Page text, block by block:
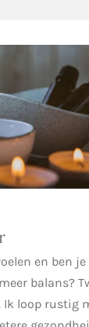
en ben
balans?
Ik loop rustig